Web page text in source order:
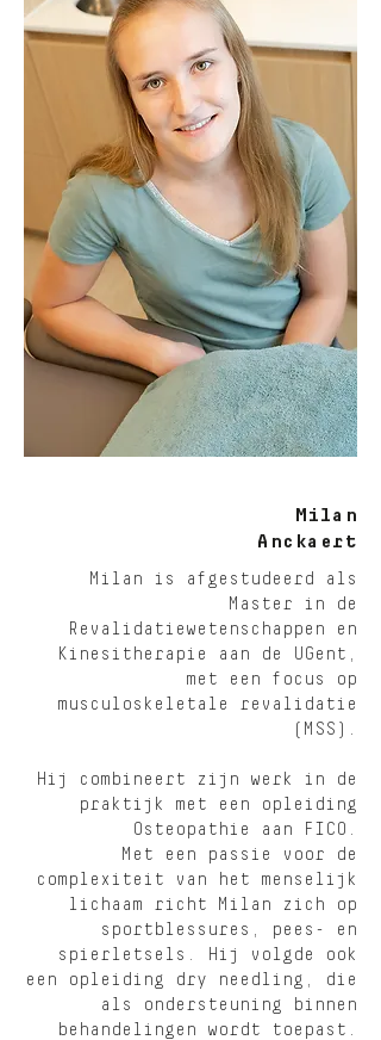
Milan
Anckaert
Milan is afgestudeerd als
Master in de
Revalidatiewetenschappen en
Kinesitherapie aan de UGent,
met een focus op
musculoskeletale revalidatie
(MSS).
Hij combineert zijn werk in de
praktijk met een opleiding
Osteopathie aan FICO.
Met een passie voor de
complexiteit van het menselijk
lichaam richt Milan zich op
sportblessures, pees- en
spierletsels. Hij volgde ook
een opleiding dry needling, die
als ondersteuning binnen
behandelingen wordt toepast.